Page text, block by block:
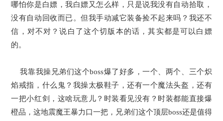
哪怕你是白嫖，我白嫖又怎么样，只是说我没有自动拾取，
没有自动回收而已。但我手动减它装备捡不起来吗？我还不
信，对不对？说白了这个切版本的话，其实都是可以白嫖
的。
我靠我操兄弟们这个boss爆了好多，一个、两个、三个炽
焰戒指，什么鬼？我操太极鞋子，还有一个魔法头盔，还有
一把小红剑，这啥玩意儿？时装看见没有？时装都能直接爆
橙品，这地震魔王暴力口一把，兄弟们这个顶层boss还是值得